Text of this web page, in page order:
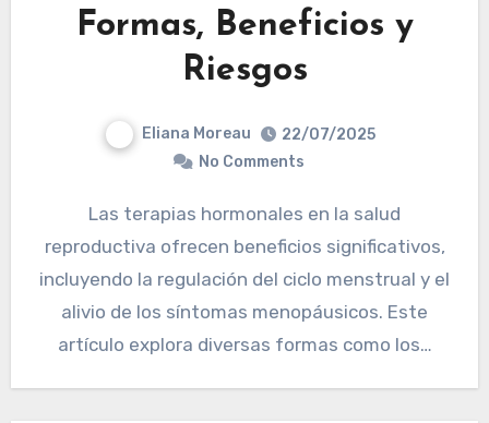
Formas, Beneficios y
Riesgos
Eliana Moreau
22/07/2025
No Comments
Las terapias hormonales en la salud
reproductiva ofrecen beneficios significativos,
incluyendo la regulación del ciclo menstrual y el
alivio de los síntomas menopáusicos. Este
artículo explora diversas formas como los…